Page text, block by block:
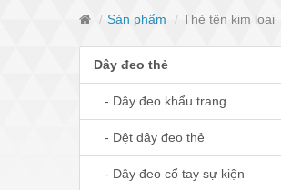
Sản phẩm Thẻ tên kim loại
Dây đeo thẻ
- Dây đeo khẩu trang
- Dệt dây đeo thẻ
- Dây đeo cổ tay sự kiện